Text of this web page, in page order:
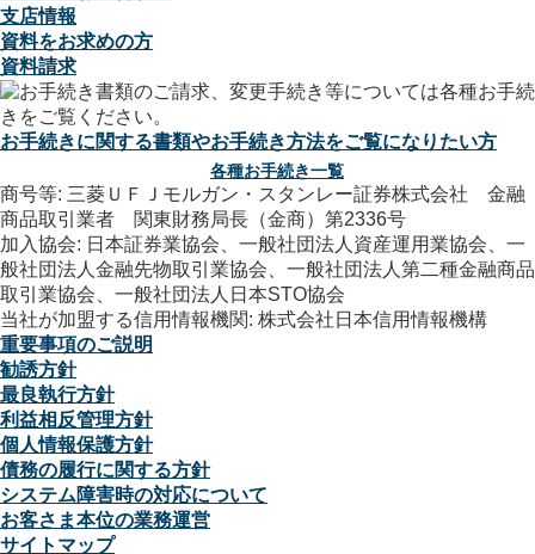
支店情報
資料をお求めの方
資料請求
お手続きに関する書類やお手続き方法をご覧になりたい方
各種お手続き一覧
商号等: 三菱ＵＦＪモルガン・スタンレー証券株式会社 金融
商品取引業者 関東財務局長（金商）第2336号
加入協会: 日本証券業協会、一般社団法人資産運用業協会、一
般社団法人金融先物取引業協会、一般社団法人第二種金融商品
取引業協会、一般社団法人日本STO協会
当社が加盟する信用情報機関: 株式会社日本信用情報機構
重要事項のご説明
勧誘方針
最良執行方針
利益相反管理方針
個人情報保護方針
債務の履行に関する方針
システム障害時の対応について
お客さま本位の業務運営
サイトマップ